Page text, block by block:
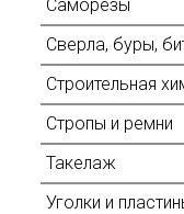
Саморезы
Сверла, буры,
Строительная
Стропы и ремни
Такелаж
Уголки и